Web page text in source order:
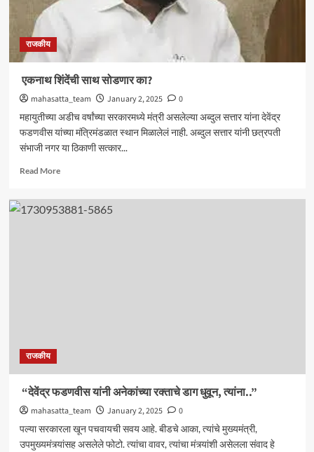
राजकीय
एकनाथ शिंदेंची साथ सोडणार का?
mahasatta_team January 2, 2025
0
महायुतीच्या अडीच वर्षांच्या सरकारमध्ये मंत्री असलेल्या अब्दुल सत्तार यांना देवेंद्र
फडणवीस यांच्या मंत्रिमंडळात स्थान मिळालेलं नाही. अब्दुल सत्तार यांनी छत्रपती
संभाजी नगर या ठिकाणी सत्कार...
Read MoreRead
एकनाथ
राजकीय
“देवेंद्र फडणवीस यांनी अनेकांच्या रक्ताचे डाग धुवून, त्यांना..”
mahasatta_team January 2, 2025
0
पल्या सरकारला खून पचवायची सवय आहे. बीडचे आका, त्यांचे मुख्यमंत्री,
उपमुख्यमंत्र्यांसह असलेले फोटो. त्यांचा वावर, त्यांचा मंत्र्यांशी असेलला संवाद हे